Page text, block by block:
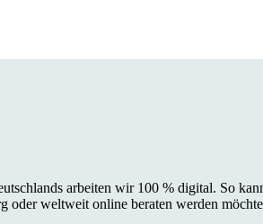
arbeiten wir 100 % digital. So
oder weltweit online beraten werden